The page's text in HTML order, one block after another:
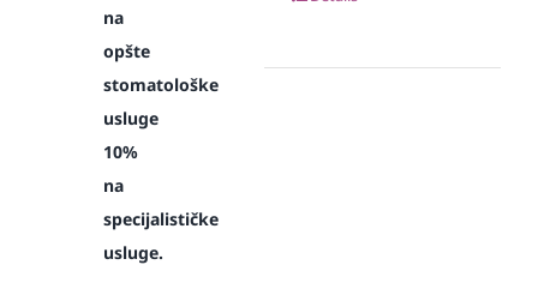
na
opšte
stomatološke
usluge
10%
na
specijalističke
usluge.